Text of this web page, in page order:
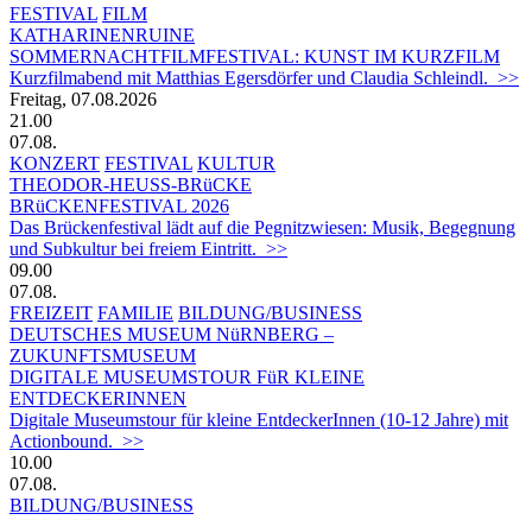
FESTIVAL FILM
KATHARINENRUINE
SOMMERNACHTFILMFESTIVAL: KUNST IM KURZFILM
Kurzfilmabend mit Matthias Egersdörfer und Claudia Schleindl. >>
Freitag, 07.08.2026
21.00
07.08.
KONZERT FESTIVAL KULTUR
THEODOR-HEUSS-BRüCKE
BRüCKENFESTIVAL 2026
Das Brückenfestival lädt auf die Pegnitzwiesen: Musik, Begegnung
und Subkultur bei freiem Eintritt. >>
09.00
07.08.
FREIZEIT FAMILIE BILDUNG/BUSINESS
DEUTSCHES MUSEUM NüRNBERG –
ZUKUNFTSMUSEUM
DIGITALE MUSEUMSTOUR FüR KLEINE
ENTDECKERINNEN
Digitale Museumstour für kleine EntdeckerInnen (10-12 Jahre) mit
Actionbound. >>
10.00
07.08.
BILDUNG/BUSINESS